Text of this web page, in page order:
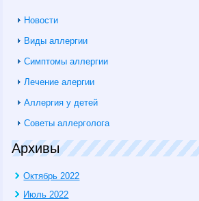
Новости
Виды аллергии
Симптомы аллергии
Лечение алергии
Аллергия у детей
Советы аллерголога
Архивы
Октябрь 2022
Июль 2022